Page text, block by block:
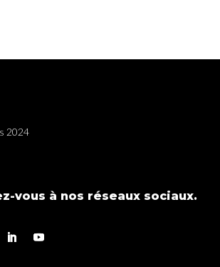
2024
vous à nos réseaux sociaux.